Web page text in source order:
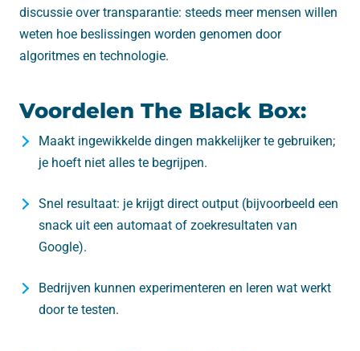
discussie over transparantie: steeds meer mensen willen
weten hoe beslissingen worden genomen door
algoritmes en technologie.
Voordelen The Black Box:
Maakt ingewikkelde dingen makkelijker te gebruiken;
je hoeft niet alles te begrijpen.
Snel resultaat: je krijgt direct output (bijvoorbeeld een
snack uit een automaat of zoekresultaten van
Google).
Bedrijven kunnen experimenteren en leren wat werkt
door te testen.